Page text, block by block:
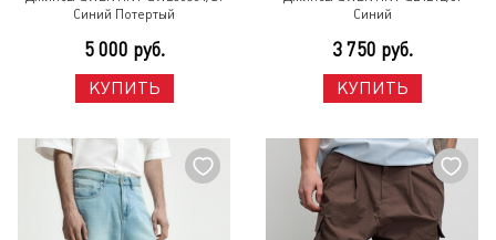
Синий Потертый
5 000 руб.
КУПИТЬ
Синий
3 750 руб.
КУПИТЬ